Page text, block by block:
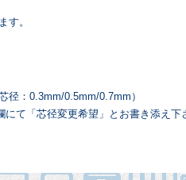
す。
径：0.3mm/0.5mm/0.7mm）
て「芯径変更希望」とお書き添え下